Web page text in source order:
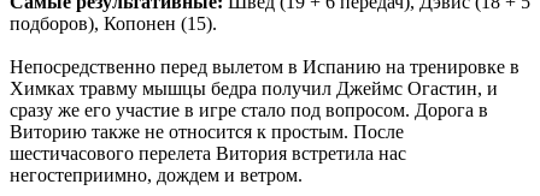
подборов), Копонен (15).
Непосредственно перед вылетом в Испанию на тренировке в
Химках травму мышцы бедра получил Джеймс Огастин, и
сразу же его участие в игре стало под вопросом. Дорога в
Виторию также не относится к простым. После
шестичасового перелета Витория встретила нас
негостеприимно, дождем и ветром.